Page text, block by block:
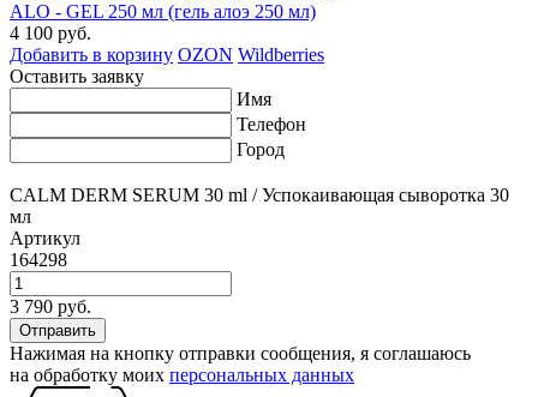
ALO - GEL 250 мл (гель алоэ 250 мл)
4 100 руб.
Добавить в корзину OZON Wildberries
Оставить заявку
Имя
Телефон
Город
CALM DERM SERUM 30 ml / Успокаивающая сыворотка 30
мл
Артикул
164298
3 790 руб.
Нажимая на кнопку отправки сообщения, я соглашаюсь
на обработку моих персональных данных